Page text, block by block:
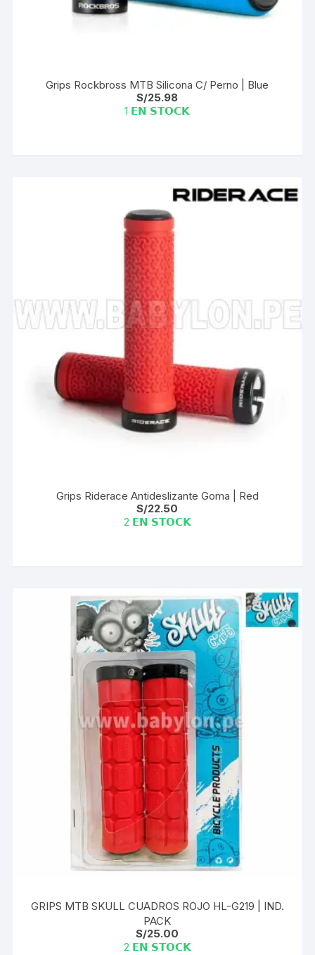
Grips Rockbross MTB Silicona C/ Perno | Blue
S/25.98
1 𝗘𝗡 𝗦𝗧𝗢𝗖𝗞
Grips Riderace Antideslizante Goma | Red
S/22.50
2 𝗘𝗡 𝗦𝗧𝗢𝗖𝗞
GRIPS MTB SKULL CUADROS ROJO HL-G219 | IND.
PACK
S/25.00
2 𝗘𝗡 𝗦𝗧𝗢𝗖𝗞